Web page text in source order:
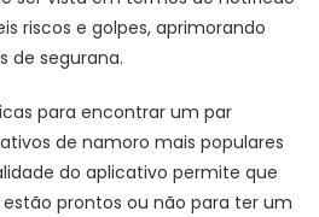
riscos e golpes, aprimorando
de segurana.
para encontrar um par
de namoro mais populares
do aplicativo permite que
prontos ou não para ter um